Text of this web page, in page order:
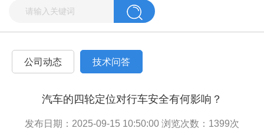
公司动态 技术问答
汽车的四轮定位对行车安全有何影响？
发布日期：2025-09-15 10:50:00 浏览次数： 1399次